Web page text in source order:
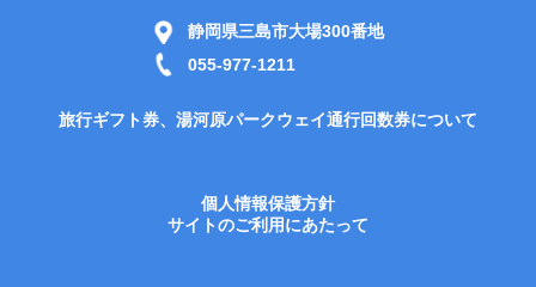
静岡県三島市大場300番地
055-977-1211
旅行ギフト券、湯河原パークウェイ通行回数券について
個人情報保護方針
サイトのご利用にあたって